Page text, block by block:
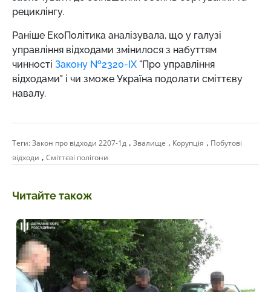
рециклінгу.
Раніше ЕкоПолітика аналізувала, що у галузі
управління відходами змінилося з набуттям
чинності Закону №2320-IX "Про управління
відходами" і чи зможе Україна подолати сміттєву
навалу.
Теги:Закон про відходи 2207-1д , Звалище , Корупція , Побутові
відходи , Сміттєві полігони
Читайте також